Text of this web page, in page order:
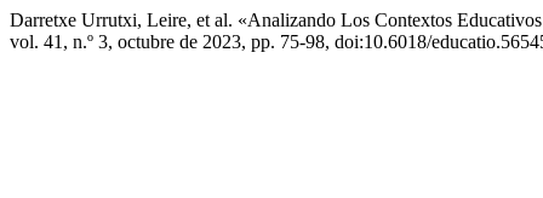
Darretxe Urrutxi, Leire, et al. «Analizando Los Contextos
vol. 41, n.º 3, octubre de 2023, pp. 75-98, doi:10.6018/